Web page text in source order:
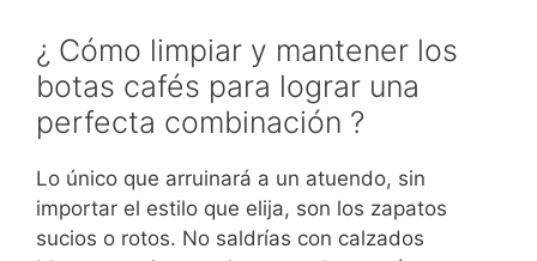
¿ Cómo limpiar y mantener los
botas cafés para lograr una
perfecta combinación ?
Lo único que arruinará a un atuendo, sin
importar el estilo que elija, son los zapatos
sucios o rotos. No saldrías con calzados